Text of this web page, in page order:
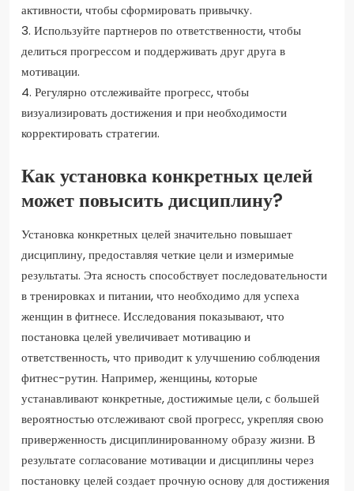
активности, чтобы сформировать привычку.
3. Используйте партнеров по ответственности, чтобы
делиться прогрессом и поддерживать друг друга в
мотивации.
4. Регулярно отслеживайте прогресс, чтобы
визуализировать достижения и при необходимости
корректировать стратегии.
Как установка конкретных целей
может повысить дисциплину?
Установка конкретных целей значительно повышает
дисциплину, предоставляя четкие цели и измеримые
результаты. Эта ясность способствует последовательности
в тренировках и питании, что необходимо для успеха
женщин в фитнесе. Исследования показывают, что
постановка целей увеличивает мотивацию и
ответственность, что приводит к улучшению соблюдения
фитнес-рутин. Например, женщины, которые
устанавливают конкретные, достижимые цели, с большей
вероятностью отслеживают свой прогресс, укрепляя свою
приверженность дисциплинированному образу жизни. В
результате согласование мотивации и дисциплины через
постановку целей создает прочную основу для достижения